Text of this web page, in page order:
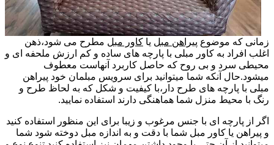
زمانی که موضوع پیراهن مبل یا کاور مبل مطرح می شود،ذهن
اغلب افراد به کاور مبلی با پارچه های ساده و کم ارزش ملحفه ای و
محیطی سرد و بی روح که حاصل کاربرد آنهاست معطوف
میشود.حال آنکه شما میتوانید برای سرویس مبلمان خود پیراهن
مبلی با پارچه های طرح دار،با کیفیت و شکل که به لحاظ طرح و
رنگ با محیط منزل شما هماهنگی دارند استفاده نمایید.
اگر از پارچه ای با جنس مرغوب و زیبا برای این منظور استفاده کنید
و پیراهن یا کاور مبل شما با دقت و به اندازه مبل دوخته شود شما